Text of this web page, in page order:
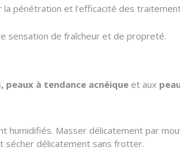
pénétration et l'efficacité des
sensation de fraîcheur et de propreté.
peaux à tendance acnéique et aux
humidifiés. Masser délicatement par
sécher délicatement sans frotter.